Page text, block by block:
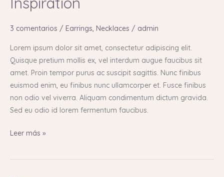
3 comentarios / Earrings, Necklaces / admin
Lorem ipsum dolor sit amet, consectetur adipiscing elit.
Quisque pretium mollis ex, vel interdum augue faucibus sit
amet. Proin tempor purus ac suscipit sagittis. Nunc finibus
euismod enim, eu finibus nunc ullamcorper et. Fusce finibus
non odio vel viverra. Aliquam condimentum dictum gravida.
Sed eu odio id lorem fermentum faucibus.
Coral
Wedding
Leer más »